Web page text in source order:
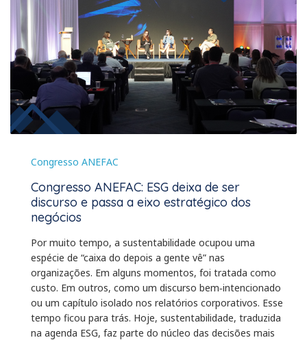
Congresso ANEFAC
Congresso ANEFAC: ESG deixa de ser
discurso e passa a eixo estratégico dos
negócios
Por muito tempo, a sustentabilidade ocupou uma
espécie de “caixa do depois a gente vê” nas
organizações. Em alguns momentos, foi tratada como
custo. Em outros, como um discurso bem‑intencionado
ou um capítulo isolado nos relatórios corporativos. Esse
tempo ficou para trás. Hoje, sustentabilidade, traduzida
na agenda ESG, faz parte do núcleo das decisões mais